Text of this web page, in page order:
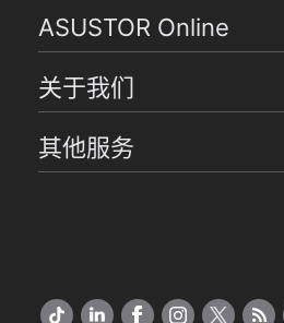
ASUSTOR Online
关于我们
其他服务